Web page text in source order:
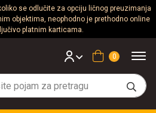
se odlučite za opciju ličnog preuzimanja
objektima, neophodno je prethodno online
platnim karticama.
Korpa